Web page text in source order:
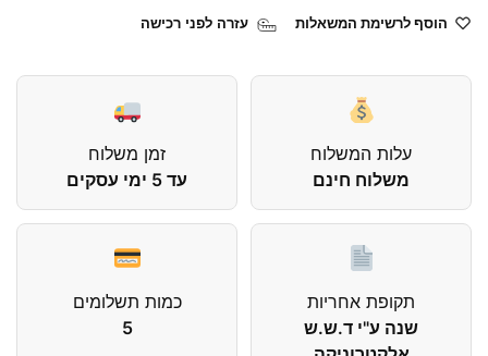
הוסף לרשימת המשאלות עזרה לפני רכישה
עלות המשלוח
משלוח חינם
זמן משלוח
עד 5 ימי עסקים
תקופת אחריות
שנה ע"י ד.ש.ש
כמות תשלומים
5